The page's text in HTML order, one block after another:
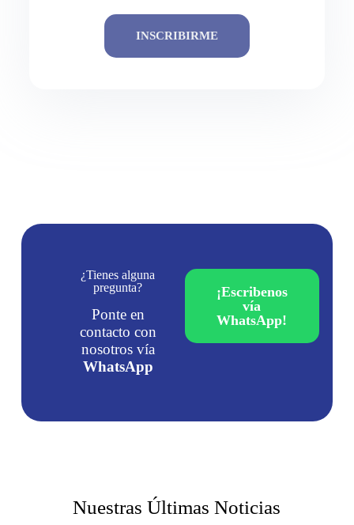
INSCRIBIRME
¿Tienes alguna
pregunta?
Ponte en
contacto con
nosotros vía
WhatsApp
¡Escribenos
vía
WhatsApp!
Nuestras Últimas Noticias